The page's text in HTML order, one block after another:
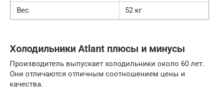
Вес 52 кг
Холодильники Atlant плюсы и минусы
Производитель выпускает холодильники около 60 лет.
Они отличаются отличным соотношением цены и
качества.